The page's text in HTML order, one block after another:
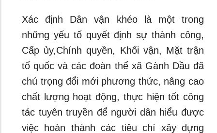
Xác định Dân vận khéo là một trong
những yếu tố quyết định sự thành công,
Cấp ủy,Chính quyền, Khối vận, Mặt trận
tổ quốc và các đoàn thể xã Gành Dầu đã
chú trọng đổi mới phương thức, nâng cao
chất lượng hoạt động, thực hiện tốt công
tác tuyên truyền để người dân hiểu được
việc hoàn thành các tiêu chí xây dựng